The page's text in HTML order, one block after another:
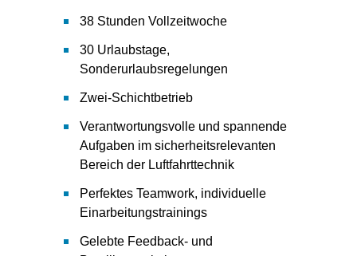
38 Stunden Vollzeitwoche
30 Urlaubstage,
Sonderurlaubsregelungen
Zwei-Schichtbetrieb
Verantwortungsvolle und spannende
Aufgaben im sicherheitsrelevanten
Bereich der Luftfahrttechnik
Perfektes Teamwork, individuelle
Einarbeitungstrainings
Gelebte Feedback- und